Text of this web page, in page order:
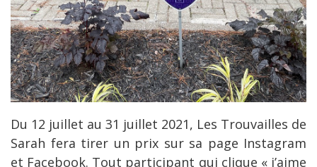
Du 12 juillet au 31 juillet 2021, Les Trouvailles de
Sarah fera tirer un prix sur sa page Instagram
et Facebook. Tout participant qui clique « j’aime